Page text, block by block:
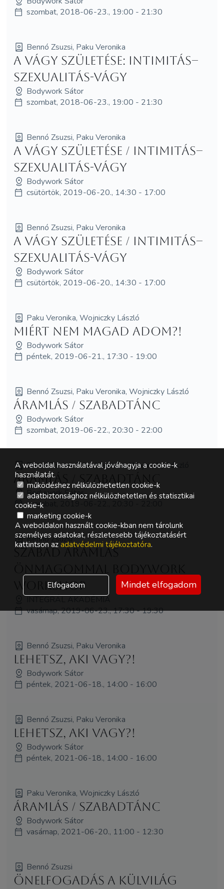
szombat, 2018-06-23., 19:00 - 21:30
Bennó Zsuzsi, Paku Veronika
A vágy születése: Intimitás–
szexualitás-vágy
Bodywork Sátor
szombat, 2018-06-23., 19:00 - 21:30
Bennó Zsuzsi, Paku Veronika
A vágy születése / Intimitás–
szexualitás-vágy
Bodywork Sátor
csütörtök, 2019-06-20., 14:30 - 17:00
Bennó Zsuzsi, Paku Veronika
A vágy születése / Intimitás–
szexualitás-vágy
Bodywork Sátor
csütörtök, 2019-06-20., 14:30 - 17:00
Paku Veronika, Wojniczky László
Miért nem magad adom?!
Bodywork Sátor
péntek, 2019-06-21., 17:30 - 19:00
Bennó Zsuzsi, Paku Veronika, Wojniczky László
Áramlás / Szabadtánc
Bodywork Sátor
szombat, 2019-06-22., 20:30 - 22:00
Bennó Zsuzsi, Paku Veronika, Wojniczky László
Áramlás / Szabadtánc
Bodywork Sátor
szombat, 2019-06-22., 20:30 - 22:00
Bennó Zsuzsi
Szabad áramlás
workshop
vasárnap, 2019-06-23., 17:30 - 19:30
Bennó Zsuzsi, Paku Veronika
Lehetsz, aki vagy?!
Bodywork Sátor
péntek, 2021-06-18., 14:00 - 16:00
Bennó Zsuzsi, Paku Veronika
Lehetsz, aki vagy?!
Bodywork Sátor
péntek, 2021-06-18., 14:00 - 16:00
Paku Veronika, Wojniczky László
Áramlás / Szabadtánc
Bodywork Sátor
vasárnap, 2021-06-20., 11:00 - 12:30
Bennó Zsuzsi
Önelfogadás a külvilág
A weboldal használatával jóváhagyja a cookie-k
használatát.
működéshez nélkülözhetetlen cookie-k
adatbiztonsághoz nélkülözhetetlen és statisztikai
cookie-k
marketing cookie-k
A weboldalon használt cookie-kban nem tárolunk
személyes adatokat, részletesebb tájékoztatásért
kattintson az adatvédelmi tájékoztatóra.
Elfogadom Mindet elfogadom